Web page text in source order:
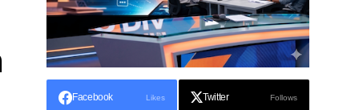
Facebook Likes Twitter Follows